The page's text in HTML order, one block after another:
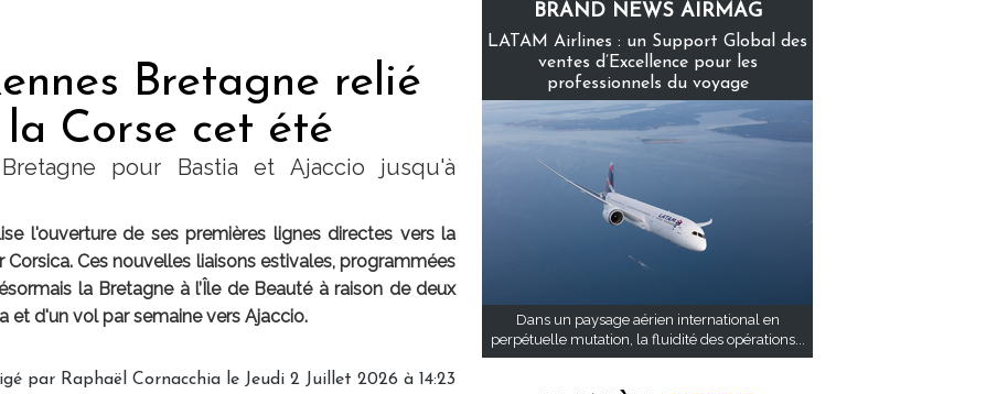
Bretagne relié
Corse cet été
pour Bastia et Ajaccio jusqu'à
l'ouverture de ses premières lignes directes vers la
Ces nouvelles liaisons estivales, programmées
la Bretagne à l’Île de Beauté à raison de deux
et d'un vol par semaine vers Ajaccio.
par Raphaël Cornacchia le Jeudi 2 Juillet 2026 à 14:23
BRAND NEWS AIRMAG
LATAM Airlines : un Support Global des
ventes d’Excellence pour les
professionnels du voyage
Dans un paysage aérien international en
perpétuelle mutation, la fluidité des opérations...